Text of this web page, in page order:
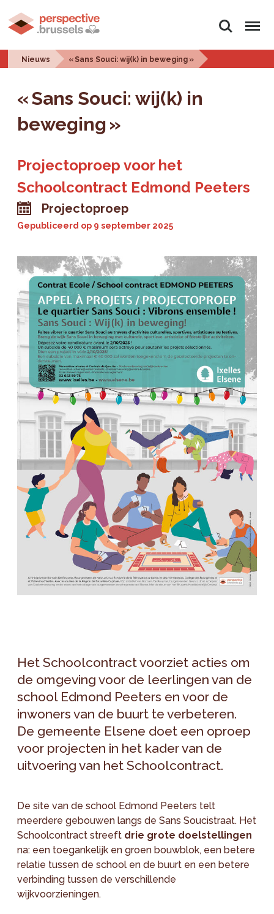
Zoeken Menu
Nieuws « Sans Souci: wij(k) in beweging »
« Sans Souci: wij(k) in
beweging »
Projectoproep voor het
Schoolcontract Edmond Peeters
Projectoproep
Gepubliceerd op 9 september 2025
Het Schoolcontract voorziet acties om
de omgeving voor de leerlingen van de
school Edmond Peeters en voor de
inwoners van de buurt te verbeteren.
De gemeente Elsene doet een oproep
voor projecten in het kader van de
uitvoering van het Schoolcontract.
De site van de school Edmond Peeters telt
meerdere gebouwen langs de Sans Soucistraat. Het
Schoolcontract streeft drie grote doelstellingen
na: een toegankelijk en groen bouwblok, een betere
relatie tussen de school en de buurt en een betere
verbinding tussen de verschillende
wijkvoorzieningen.